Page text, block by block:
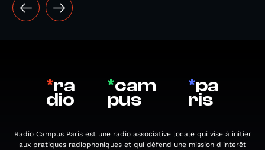
*ra
dio
*cam
pus
*pa
ris
Radio Campus Paris est une radio associative locale qui vise à initier
aux pratiques radiophoniques et qui défend une mission d'intérêt